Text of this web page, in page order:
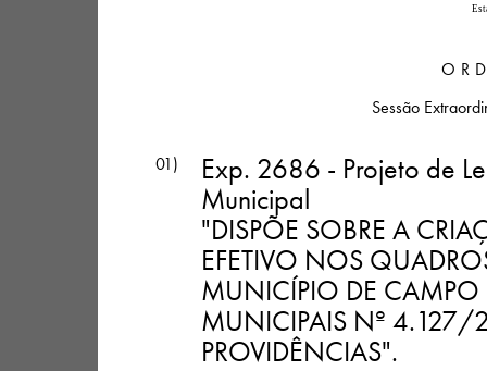
Sessão
01)
Exp. 2686 - Projeto de
Municipal
"DISPÕE SOBRE A
EFETIVO NOS
MUNICÍPIO DE CAMPO
MUNICIPAIS Nº 4.127/
PROVIDÊNCIAS".